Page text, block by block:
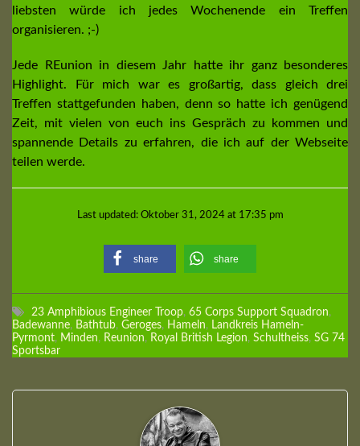
liebsten würde ich jedes Wochenende ein Treffen
organisieren. ;-)
Jede REunion in diesem Jahr hatte ihr ganz besonderes
Highlight. Für mich war es großartig, dass gleich drei
Treffen stattgefunden haben, denn so hatte ich genügend
Zeit, mit vielen von euch ins Gespräch zu kommen und
spannende Details zu erfahren, die ich auf der Webseite
teilen werde.
Last updated: Oktober 31, 2024 at 17:35 pm
share share
23 Amphibious Engineer Troop, 65 Corps Support Squadron,
Badewanne, Bathtub, Geroges, Hameln, Landkreis Hameln-
Pyrmont, Minden, Reunion, Royal British Legion, Schultheiss, SG 74
Sportsbar